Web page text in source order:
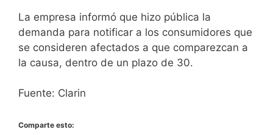
La empresa informó que hizo pública la
demanda para notificar a los consumidores que
se consideren afectados a que comparezcan a
la causa, dentro de un plazo de 30.
Fuente: Clarin
Comparte esto: